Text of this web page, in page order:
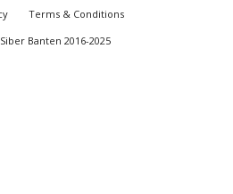
Terms & Conditions
Banten 2016-2025